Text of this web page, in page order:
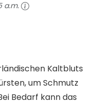
a.m.
Kaltbluts
um Schmutz
Bedarf kann das